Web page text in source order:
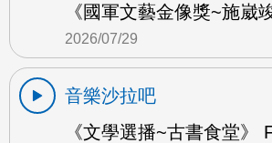
《國軍文藝金像獎~施崴
2026/07/29
音樂沙拉吧
《文學選播~古書食堂》